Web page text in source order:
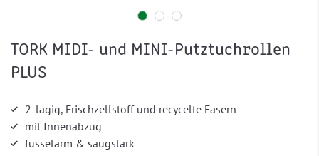
TORK MIDI- und MINI-Putztuchrollen
PLUS
2-lagig, Frischzellstoff und recycelte Fasern
mit Innenabzug
fusselarm & saugstark